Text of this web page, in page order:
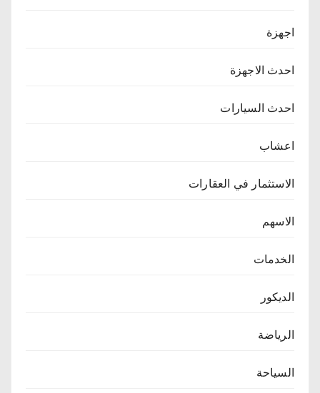
اجهزة
احدث الاجهزة
احدث السيارات
اعشاب
الاستثمار في العقارات
الاسهم
الخدمات
الديكور
الرياضة
السياحة